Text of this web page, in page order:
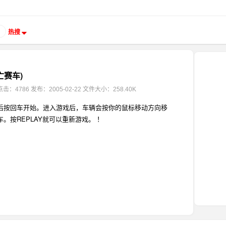
热搜
赛车)
击：4786 发布：2005-02-22 文件大小：258.40K
按回车开始。进入游戏后，车辆会按你的鼠标移动方向移
按REPLAY就可以重新游戏。 ！